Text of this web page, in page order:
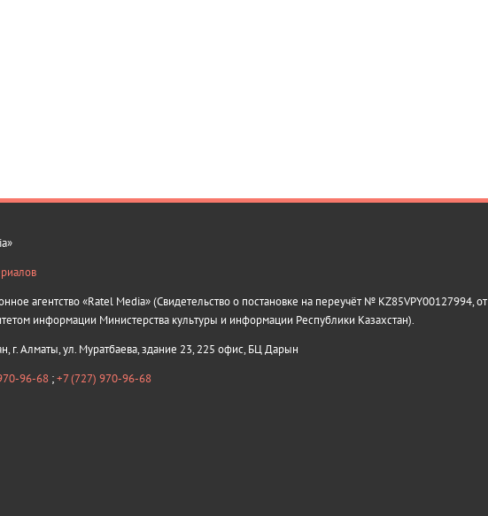
агентство «Ratel Media» (Свидетельство о постановке на переучёт № KZ85VPY00127994, от
информации Министерства культуры и информации Республики Казахстан).
г. Алматы, ул. Муратбаева, здание 23, 225 офис, БЦ Дарын
96-68 ;+7 (727) 970-96-68